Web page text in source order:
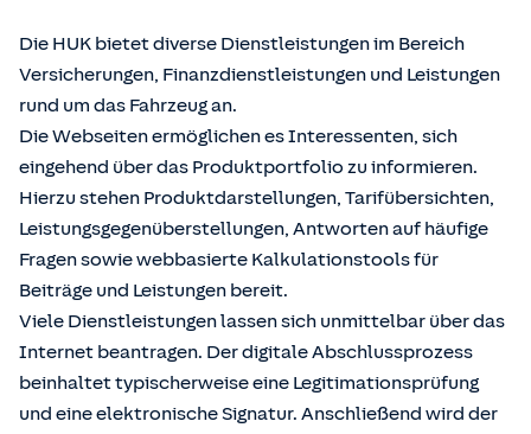
Die HUK bietet diverse Dienstleistungen im Bereich
Versicherungen, Finanzdienstleistungen und Leistungen
rund um das Fahrzeug an.
Die Webseiten ermöglichen es Interessenten, sich
eingehend über das Produktportfolio zu informieren.
Hierzu stehen Produktdarstellungen, Tarifübersichten,
Leistungsgegenüberstellungen, Antworten auf häufige
Fragen sowie webbasierte Kalkulationstools für
Beiträge und Leistungen bereit.
Viele Dienstleistungen lassen sich unmittelbar über das
Internet beantragen. Der digitale Abschlussprozess
beinhaltet typischerweise eine Legitimationsprüfung
und eine elektronische Signatur. Anschließend wird der